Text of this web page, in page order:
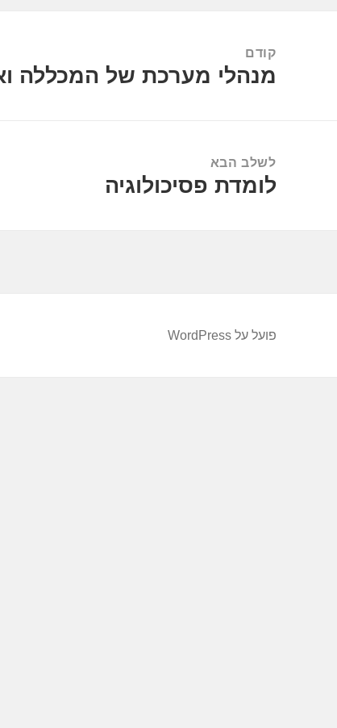
קודם
הפוסט
מנהלי מערכת של המכללה
לשלב הבא
הפוסט
לומדת פסיכולוגיה
פועל על WordPress